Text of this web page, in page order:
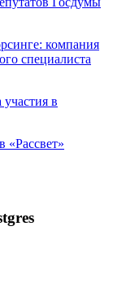
компания
специалиста
в
«Рассвет»